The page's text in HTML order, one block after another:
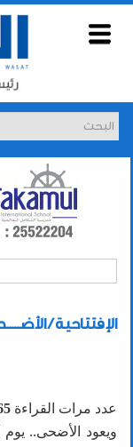
الإفتتاحية /
عدد مرات القراءة
ويعود الأضحى.. يوم